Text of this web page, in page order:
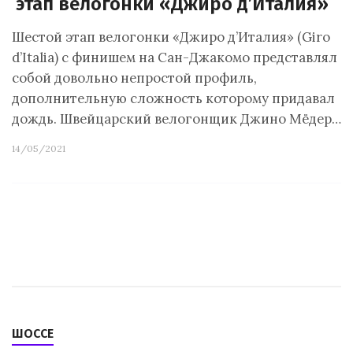
Шестой этап велогонки «Джиро д’Италия» (Giro
d’Italia) с финишем на Сан-Джакомо представлял
собой довольно непростой профиль,
дополнительную сложность которому придавал
дождь. Швейцарский велогонщик Джино Мёдер…
14/05/2021
ШОССЕ